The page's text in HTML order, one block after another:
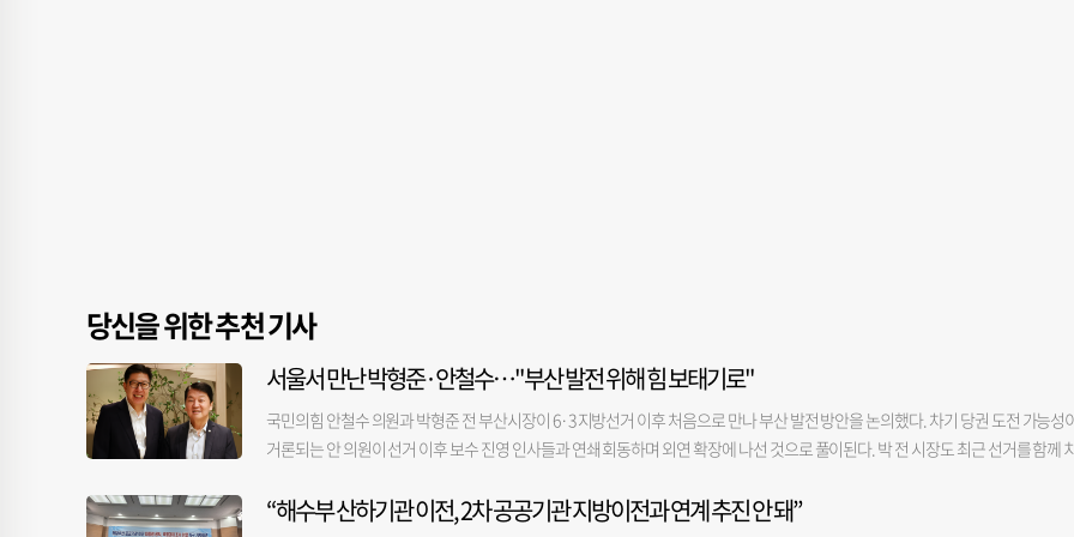
당신을 위한 추천 기사
서울서 만난 박형준·안철수…"부산 발전 위해 힘 보태기로"
국민의힘 안철수 의원과 박형준 전 부산시장이 6·3 지방선거 이후 처음으로 만나 부산 발전 방안을 논의했다. 차기 당권 도전 가능성
거론되는 안 의원이 선거 이후 보수 진영 인사들과 연쇄 회동하며 외연 확장에 나선 것으로 풀이된다. 박 전 시장도 최근 선거를 함께
오찬 회동을 가졌다. 안 의원은 6·3 지방선거 당시 부산시장 선거에서 공동 명예선대위원장을 맡아 박 전 시장 지원 유세에 나선 바 있
“해수부 산하기관 이전, 2차 공공기관 지방이전과 연계 추진 안 돼”